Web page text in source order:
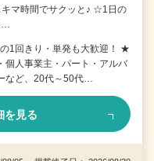
マ時間でサクッと♪ ☆1日の
1回きり・単発も大歓迎！ ★
個人事業主・パート・アルバ
など、20代～50代…
を見る